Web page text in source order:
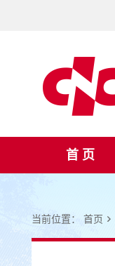
首 页
当前位置： 首页